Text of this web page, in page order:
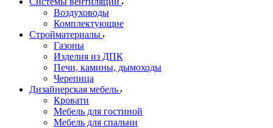
Воздуховоды
Комплектующие
Стройматериалы
Газоны
Изделия из ДПК
Печи, камины, дымоходы
Черепица
Дизайнерская мебель
Кровати
Мебель для гостиной
Мебель для спальни